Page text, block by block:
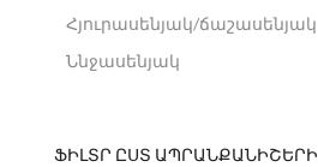
Հյուրասենյակ/ճաշասենյակ
Ննջասենյակ
ՖԻԼՏՐ ԸՍՏ ԱՊՐԱՆՔԱՆԻՇԵՐԻ